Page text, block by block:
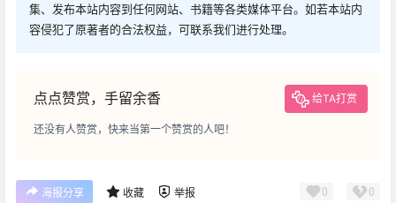
集、发布本站内容到任何网站、书籍等各类媒体平台。如若本站内
容侵犯了原著者的合法权益，可联系我们进行处理。
点点赞赏，手留余香 给TA打赏
还没有人赞赏，快来当第一个赞赏的人吧！
海报分享 收藏 举报 0 0